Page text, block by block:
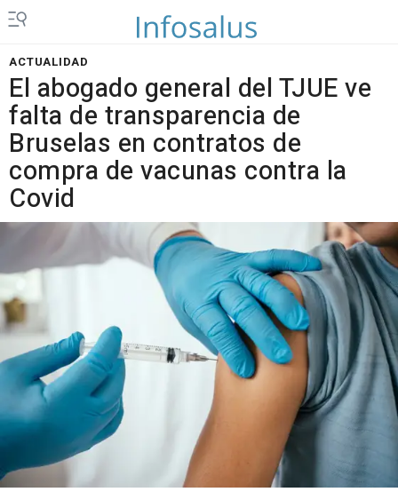
ACTUALIDAD
El abogado general del TJUE ve
falta de transparencia de
Bruselas en contratos de
compra de vacunas contra la
Covid